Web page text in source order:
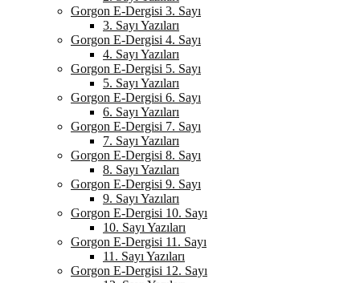
Gorgon E-Dergisi 3. Sayı
3. Sayı Yazıları
Gorgon E-Dergisi 4. Sayı
4. Sayı Yazıları
Gorgon E-Dergisi 5. Sayı
5. Sayı Yazıları
Gorgon E-Dergisi 6. Sayı
6. Sayı Yazıları
Gorgon E-Dergisi 7. Sayı
7. Sayı Yazıları
Gorgon E-Dergisi 8. Sayı
8. Sayı Yazıları
Gorgon E-Dergisi 9. Sayı
9. Sayı Yazıları
Gorgon E-Dergisi 10. Sayı
10. Sayı Yazıları
Gorgon E-Dergisi 11. Sayı
11. Sayı Yazıları
Gorgon E-Dergisi 12. Sayı